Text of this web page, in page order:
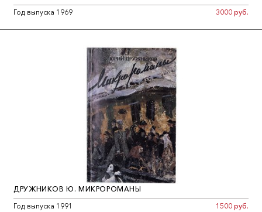
Год выпуска 1969
3000 руб.
ДРУЖНИКОВ Ю. МИКРОРОМАНЫ
Год выпуска 1991
1500 руб.